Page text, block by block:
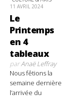
11 AVRIL 2024
Le
Printemps
en 4
tableaux
parAnaë Leffray
Nous fêtions la
semaine dernière
l’arrivée du